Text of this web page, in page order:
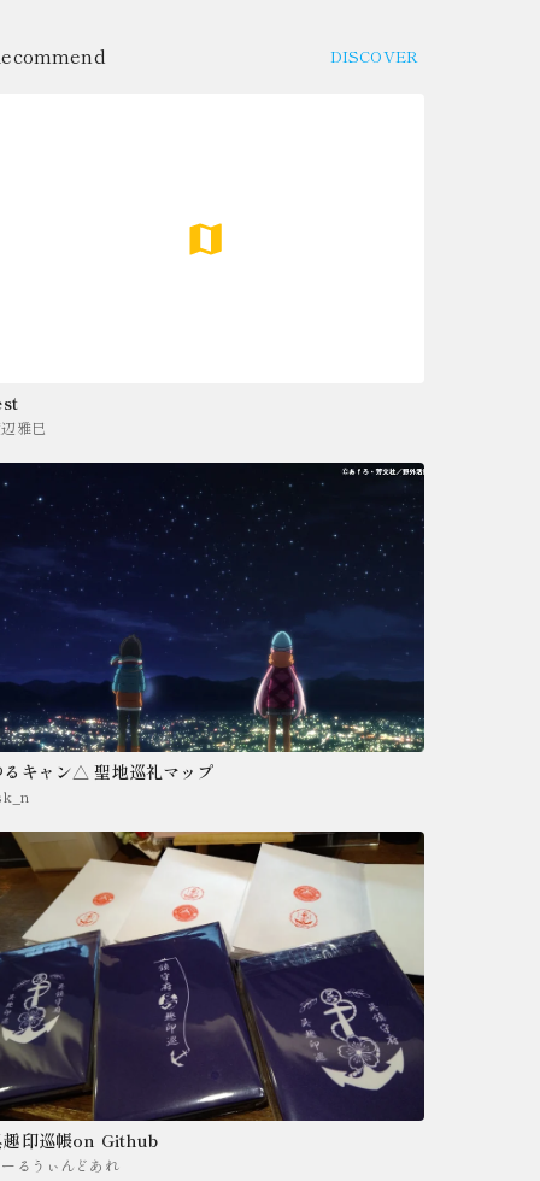
DISCOVER
雅巳
るキャン△ 聖地巡礼マップ
趣印巡帳on Github
るうぃんどあれ